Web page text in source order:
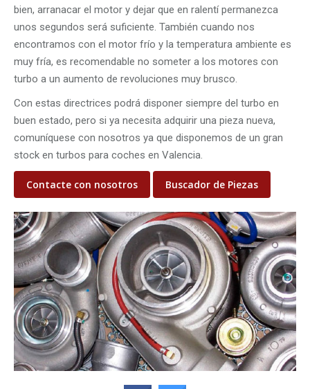
bien, arranacar el motor y dejar que en ralentí permanezca
unos segundos será suficiente. También cuando nos
encontramos con el motor frío y la temperatura ambiente es
muy fría, es recomendable no someter a los motores con
turbo a un aumento de revoluciones muy brusco.
Con estas directrices podrá disponer siempre del turbo en
buen estado, pero si ya necesita adquirir una pieza nueva,
comuníquese con nosotros ya que disponemos de un gran
stock en turbos para coches en Valencia.
Contacte con nosotros Buscador de Piezas